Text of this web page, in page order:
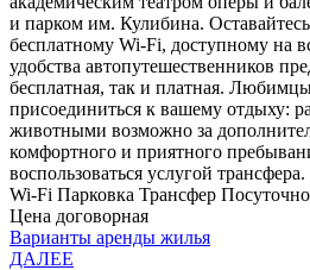
и парком им. Кулибина. Оставайтесь
бесплатному Wi-Fi, доступному на
удобства автопутешественников
бесплатная, так и платная.
присоединиться к вашему отдыху:
животными возможно за
комфортного и приятного
воспользоваться услугой трансфера.
Wi-Fi Парковка Трансфер Посуточно
Цена договорная
Варианты аренды жилья
ДАЛЕЕ